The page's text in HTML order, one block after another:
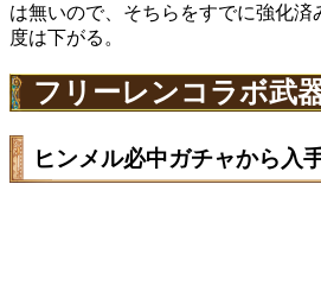
は無いので、そちらをすでに強化
度は下がる。
フリーレンコラボ武
ヒンメル必中ガチャから入